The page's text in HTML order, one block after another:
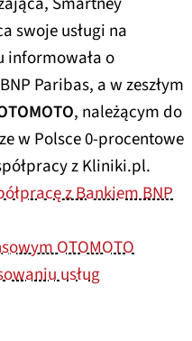
swoje usługi na
informowała o
Paribas, a w zeszłym
, należącym do
w Polsce 0-procentowe
z Kliniki.pl.
z Bankiem BNP
OTOMOTO
usług